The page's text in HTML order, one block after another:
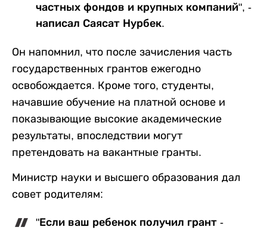
частных фондов и крупных компаний", -
написал Саясат Нурбек.
Он напомнил, что после зачисления часть
государственных грантов ежегодно
освобождается. Кроме того, студенты,
начавшие обучение на платной основе и
показывающие высокие академические
результаты, впоследствии могут
претендовать на вакантные гранты.
Министр науки и высшего образования дал
совет родителям:
"Если ваш ребенок получил грант -